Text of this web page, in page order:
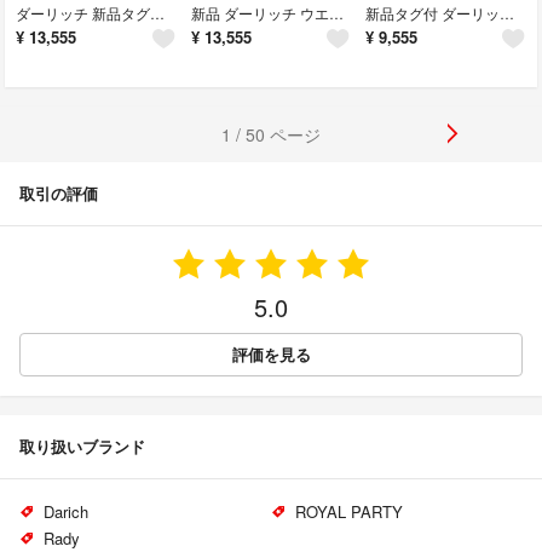
ダーリッチ 新品タグ付 ドッキングツイードバルーンミニスカート FL ブラック
¥ 13,555
新品 ダーリッチ ウエストオープンストリングニットミニワンピース ブラック FL
¥ 13,555
新品タグ付 ダーリッチ ジュエリーリブノースリトップス サックス フリー
¥ 9,555
1 / 50 ページ
取引の評価
5.0
評価を見る
取り扱いブランド
Darich
ROYAL PARTY
Rady